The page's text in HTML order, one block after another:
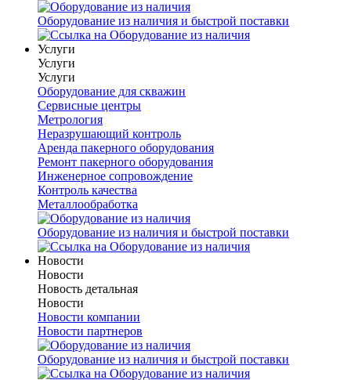
Оборудование из наличия и быстрой поставки
Услуги
Услуги
Услуги
Оборудование для скважин
Сервисные центры
Метрология
Неразрушающий контроль
Аренда пакерного оборудования
Ремонт пакерного оборудования
Инженерное сопровождение
Контроль качества
Металлообработка
Оборудование из наличия и быстрой поставки
Новости
Новости
Новость детальная
Новости
Новости компании
Новости партнеров
Оборудование из наличия и быстрой поставки